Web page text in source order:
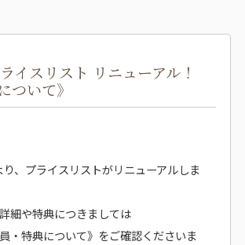
イスリスト リニューアル！
ついて》
、プライスリストがリニューアルしま
細や特典につきましては
・特典について》をご確認くださいま